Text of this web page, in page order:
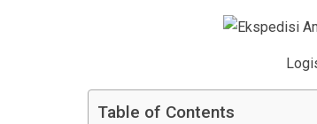
Table of Contents